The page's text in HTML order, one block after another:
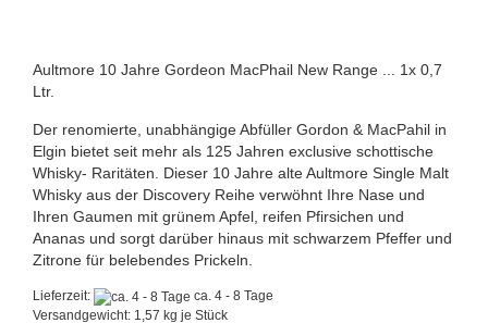
Aultmore 10 Jahre Gordeon MacPhail New Range ... 1x 0,7
Ltr.
Der renomierte, unabhängige Abfüller Gordon & MacPahil in
Elgin bietet seit mehr als 125 Jahren exclusive schottische
Whisky- Raritäten. Dieser 10 Jahre alte Aultmore Single Malt
Whisky aus der Discovery Reihe verwöhnt Ihre Nase und
Ihren Gaumen mit grünem Apfel, reifen Pfirsichen und
Ananas und sorgt darüber hinaus mit schwarzem Pfeffer und
Zitrone für belebendes Prickeln.
Lieferzeit:
ca. 4 - 8 Tage
Versandgewicht: 1,57 kg je Stück